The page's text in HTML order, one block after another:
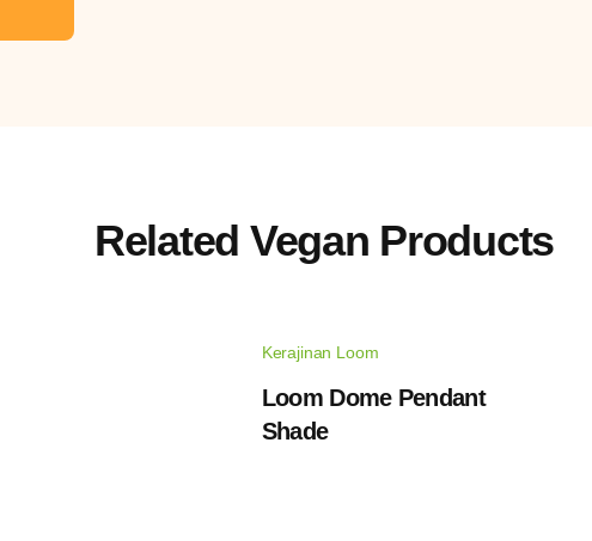
Related Vegan Products
Kerajinan Loom
Loom Dome Pendant
Shade